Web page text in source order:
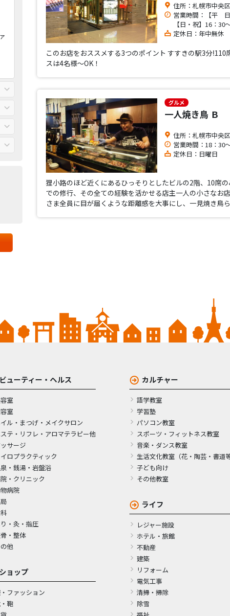
住所：札幌市中央
営業時間：【平
【日・祝】16：30
定休日：年中無休
このお店をおススメする3つのポイント すすきの駅3分
スは4名様～OK！
グルメ
一人焼き鳥 Ｂ
住所：札幌市中央
営業時間：18：30
定休日：日曜日
狸小路のほど近くにあるひっそりとしたビルの2階、10席
での修行、その全ての経験を活かせる店主一人の小さなお
さま全員に目が届くような距離感を大事にし、一見焼き
ビューティー・ヘルス
室
室
ル・まつげ・メイクサロン
テ・リフレ・アロマテラピー他
サージ
ロプラクティック
・銭湯・岩盤浴
・クリニック
病院
・灸・指圧
・整体
他
ショップ
ファッション
鞄
カルチャー
語学教室
学習塾
パソコン教室
スポーツ・フィットネス教室
音楽・ダンス教室
生活文化教室（花・陶芸・書道等
子ども向け
その他教室
ライフ
レジャー施設
ホテル・旅館
不動産
建築
リフォーム
電気工事
清掃・掃除
除雪